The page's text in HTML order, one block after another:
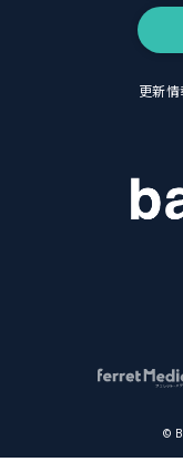
更新
©